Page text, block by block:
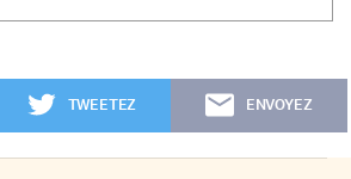
TWEETEZ ENVOYEZ